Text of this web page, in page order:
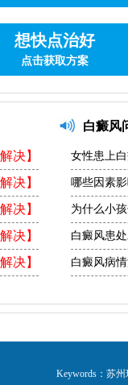
想快点治好
点击获取方案
决】
决】
决】
决】
决】
白癜风
女性患上
哪些因素
为什么小
白癜风患
白癜风病
Keywords：苏